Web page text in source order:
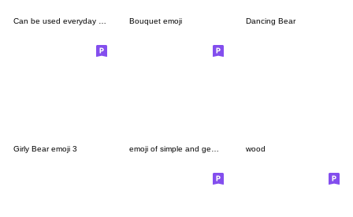
Can be used everyday Kawaii Emoji Bouquet emoji Dancing Bear
Girly Bear emoji 3 wood